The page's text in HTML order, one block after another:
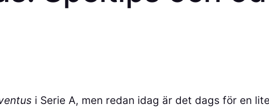
i Serie A, men redan idag är det dags för en